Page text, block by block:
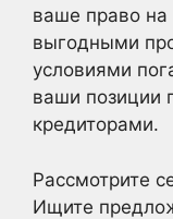
ваше право на
выгодными
условиями
ваши позиции
кредиторами.
Рассмотрите
Ищите